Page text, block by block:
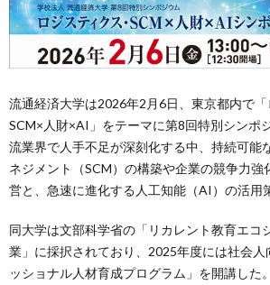
流通経済大学は2026年2月6日、東京都内で「
SCM×人財×AI」をテーマに第8回特別シンポ
流業界で人手不足が深刻化する中、持続可能
ネジメント（SCM）の構築や企業の競争力強
営と、急速に進化する人工知能（AI）の活用
同大学は文部科学省の「リカレント教育エコ
業」に採択されており、2025年度には社会人
ッショナル人材育成プログラム」を開講した